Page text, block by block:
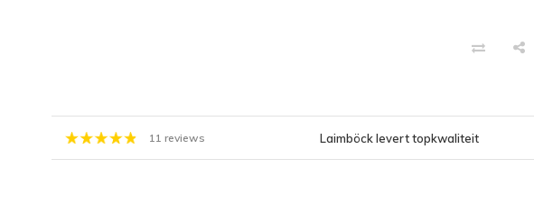
11 reviews Laimböck levert topkwaliteit